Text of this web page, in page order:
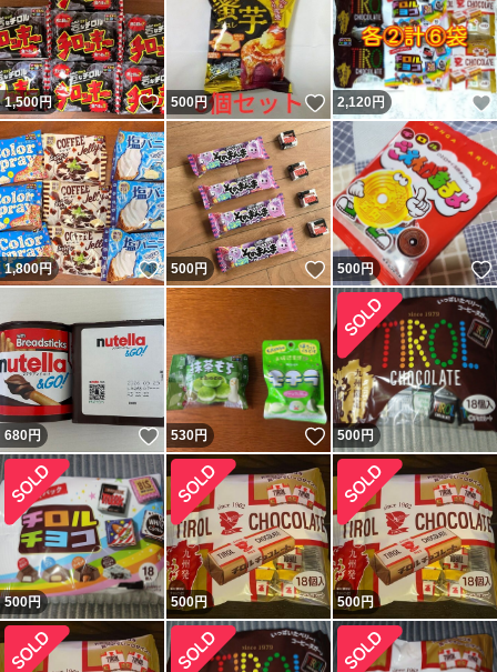
1,500円 いいね！
500円 いいね！
2,120 円
1,800円 いいね！
500円 いいね！
500円
680円 いいね！
530円 いいね！
500円
500円 500円 500円